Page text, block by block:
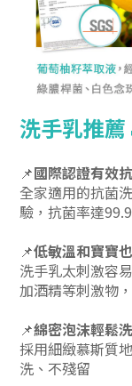
洗手乳推
📌國際認證有效
全家適用的抗菌
驗，抗菌率達
📌低敏溫和寶寶
洗手乳太刺激容
加酒精等刺激物
📌綿密泡沫輕鬆
採用細緻慕斯質
洗、不殘留